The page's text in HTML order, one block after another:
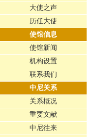
大使之声
历任大使
使馆信息
使馆新闻
机构设置
联系我们
中尼关系
关系概况
重要文献
中尼往来